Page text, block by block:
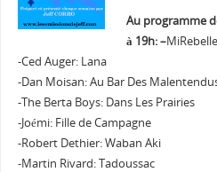
Au programme
à 19h: –
-Ced Auger: Lana
-Dan Moisan: Au Bar Des
-The Berta Boys: Dans Les Prairies
-Joémi: Fille de Campagne
-Robert Dethier: Waban Aki
-Martin Rivard: Tadoussac